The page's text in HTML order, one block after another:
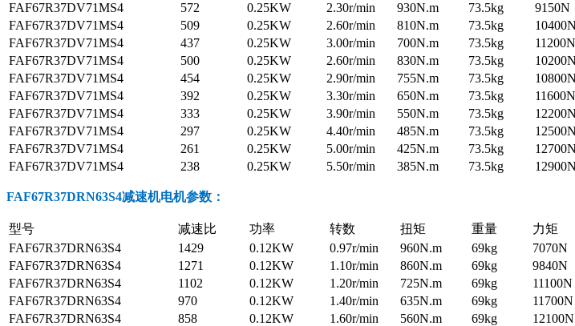
FAF67R37DV71MS4
572 0.25KW 2.30r/min 930N.m 73.5kg 9150N
FAF67R37DV71MS4
509 0.25KW 2.60r/min 810N.m 73.5kg 10400N
FAF67R37DV71MS4
437 0.25KW 3.00r/min 700N.m 73.5kg 11200N
FAF67R37DV71MS4
500 0.25KW 2.60r/min 830N.m 73.5kg 10200N
FAF67R37DV71MS4
454 0.25KW 2.90r/min 755N.m 73.5kg 10800N
FAF67R37DV71MS4
392 0.25KW 3.30r/min 650N.m 73.5kg 11600N
FAF67R37DV71MS4
333 0.25KW 3.90r/min 550N.m 73.5kg 12200N
FAF67R37DV71MS4
297 0.25KW 4.40r/min 485N.m 73.5kg 12500N
FAF67R37DV71MS4
261 0.25KW 5.00r/min 425N.m 73.5kg 12700N
FAF67R37DV71MS4
238 0.25KW 5.50r/min 385N.m 73.5kg 12900N
FAF67R37DRN63S4减速机电机参数 ：
型号 减速比 功率 转数 扭矩 重量 力矩
FAF67R37DRN63S4
1429 0.12KW 0.97r/min 960N.m 69kg 7070N
FAF67R37DRN63S4
1271 0.12KW 1.10r/min 860N.m 69kg 9840N
FAF67R37DRN63S4
1102 0.12KW 1.20r/min 725N.m 69kg 11100N
FAF67R37DRN63S4
970 0.12KW 1.40r/min 635N.m 69kg 11700N
FAF67R37DRN63S4
858 0.12KW 1.60r/min 560N.m 69kg 12100N